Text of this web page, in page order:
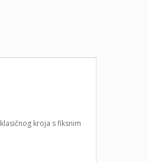
kroja s fiksnim